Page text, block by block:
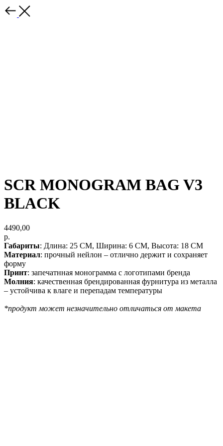
SCR MONOGRAM BAG V3
BLACK
4490,00
р.
Габариты: Длина: 25 СМ, Ширина: 6 СМ, Высота: 18 СМ
Материал: прочный нейлон – отлично держит и сохраняет
форму
Принт: запечатнная монограмма с логотипами бренда
Молния: качественная брендированная фурнитура из металла
– устойчива к влаге и перепадам температуры
*продукт может незначительно отличаться от макета